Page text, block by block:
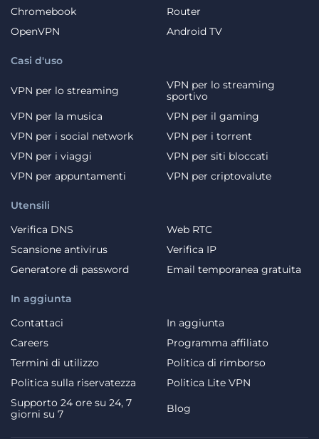
Chromebook
Router
OpenVPN
Android TV
Casi d'uso
VPN per lo streaming
VPN per lo streaming
sportivo
VPN per la musica
VPN per il gaming
VPN per i social network
VPN per i torrent
VPN per i viaggi
VPN per siti bloccati
VPN per appuntamenti
VPN per criptovalute
In aggiunta
Contattaci
In aggiunta
Careers
Programma affiliato
Termini di utilizzo
Politica di rimborso
Politica sulla riservatezza
Politica Lite VPN
Supporto 24 ore su 24, 7
giorni su 7
Blog
Utensili
Verifica DNS
Web RTC
Scansione antivirus
Verifica IP
Generatore di password
Email temporanea gratuita